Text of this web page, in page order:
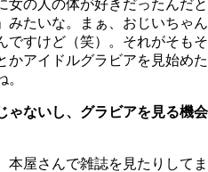
の人の体が好きだったんだと
みたいな。まぁ、おじいちゃん
ですけど（笑）。それがそもそ
かアイドルグラビアを見始めた
ないし、グラビアを見る機会
屋さんで雑誌を見たりしてま